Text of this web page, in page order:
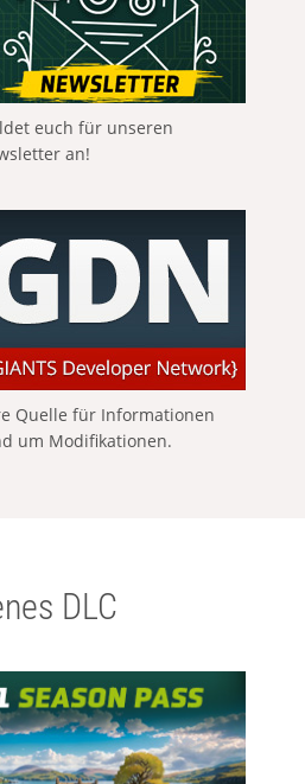
euch für unseren
an!
Quelle für Informationen
um Modifikationen.
DLC